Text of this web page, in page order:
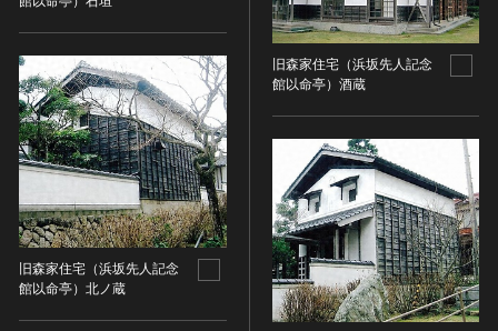
旧森家住宅（浜坂先人記念
館以命亭）北ノ蔵
旧森家住宅（浜坂先人記念
館以命亭）酒蔵
五代十国 [中国]
宋 [中国]
元 [中国]
明 [中国]
清 [中国]
近現代 [中国]
木簡・木製品類
骨角・牙・貝製品類
その他
歴史資料／書跡・典籍／古文書
文書・書籍
絵図・地図
その他
伝統芸能
能楽
COPYRIGHT NOT EVALUATED（著作権未評価）
COPYRIGHT UNDETERMINED（著作権未決定）
NO KNOWN COPYRIGHT（知る限り著作権なし）
COPYRIGHT UNDETERMINED - JP ORPHAN
WORK（著作権未決定-裁定制度利用著作物）